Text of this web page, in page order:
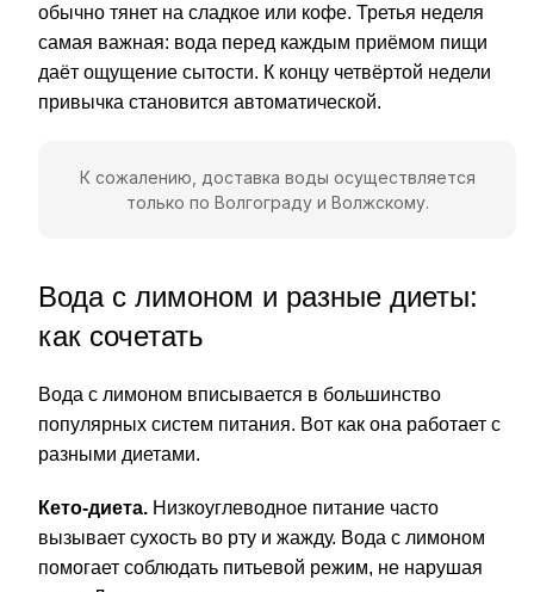
обычно тянет на сладкое или кофе. Третья неделя
самая важная: вода перед каждым приёмом пищи
даёт ощущение сытости. К концу четвёртой недели
привычка становится автоматической.
К сожалению, доставка воды осуществляется
только по Волгограду и Волжскому.
Вода с лимоном и разные диеты:
как сочетать
Вода с лимоном вписывается в большинство
популярных систем питания. Вот как она работает с
разными диетами.
Кето-диета. Низкоуглеводное питание часто
вызывает сухость во рту и жажду. Вода с лимоном
помогает соблюдать питьевой режим, не нарушая